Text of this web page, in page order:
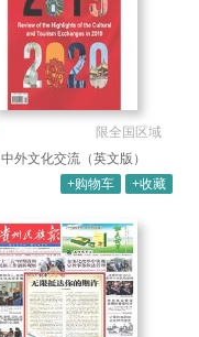
限全国区域
中外文化交流（英文版）
+购物车
+收藏